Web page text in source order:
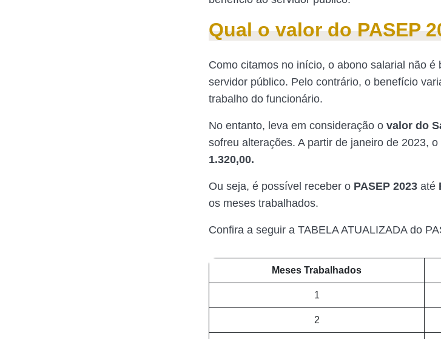
Qual o valor do PASEP
Como citamos no início, o abono salarial não é
servidor público. Pelo contrário, o benefício
trabalho do funcionário.
No entanto, leva em consideração o valor do
sofreu alterações. A partir de janeiro de 2023,
1.320,00.
Ou seja, é possível receber o PASEP 2023 até
os meses trabalhados.
Confira a seguir a TABELA ATUALIZADA do
Meses Trabalhados
1
2